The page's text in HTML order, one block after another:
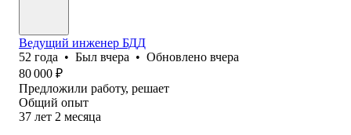
Ведущий инженер БДД
52 года • Был вчера • Обновлено вчера
80 000 ₽
Предложили работу, решает
Общий опыт
37 лет 2 месяца